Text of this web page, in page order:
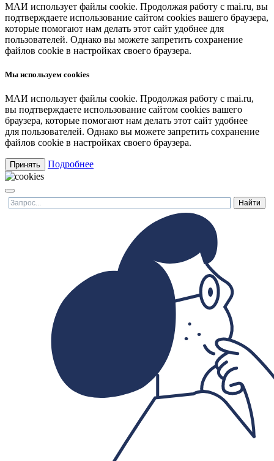
МАИ использует файлы cookie. Продолжая работу с mai.ru, вы
подтверждаете использование сайтом cookies вашего браузера,
которые помогают нам делать этот сайт удобнее для
пользователей. Однако вы можете запретить сохранение
файлов cookie в настройках своего браузера.
Мы используем cookies
МАИ использует файлы cookie. Продолжая работу с mai.ru,
вы подтверждаете использование сайтом cookies вашего
браузера, которые помогают нам делать этот сайт удобнее
для пользователей. Однако вы можете запретить сохранение
файлов cookie в настройках своего браузера.
Принять Подробнее